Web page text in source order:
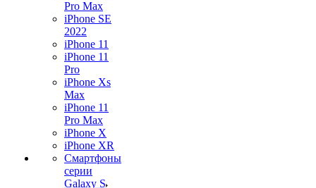
Pro Max
iPhone SE
2022
iPhone 11
iPhone 11
Pro
iPhone Xs
Max
iPhone 11
Pro Max
iPhone X
iPhone XR
Смартфоны
серии
Galaxy S